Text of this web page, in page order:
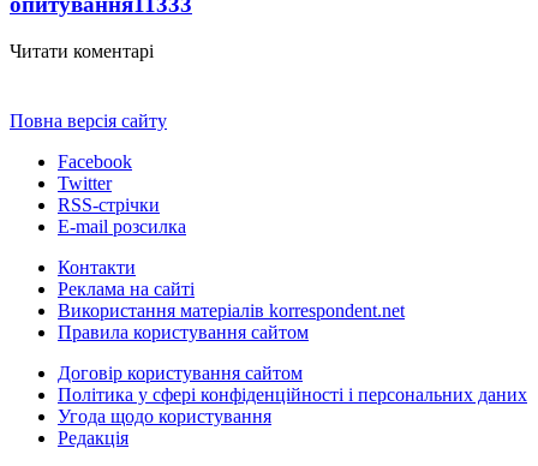
Читати коментарі
Повна версія сайту
Facebook
Twitter
RSS-стрічки
E-mail розсилка
Контакти
Реклама на сайті
Використання матеріалів korrespondent.net
Правила користування сайтом
Договір користування сайтом
Політика у сфері конфіденційності і персональних даних
Угода щодо користування
Редакція